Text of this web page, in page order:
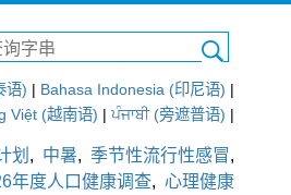
语) | Bahasa Indonesia (印尼语) |
Việt (越南语) |ਪੰਜਾਬੀ (旁遮普语) |
划 , 中暑, 季节性流行性感冒,
年度人口健康调查, 心理健康